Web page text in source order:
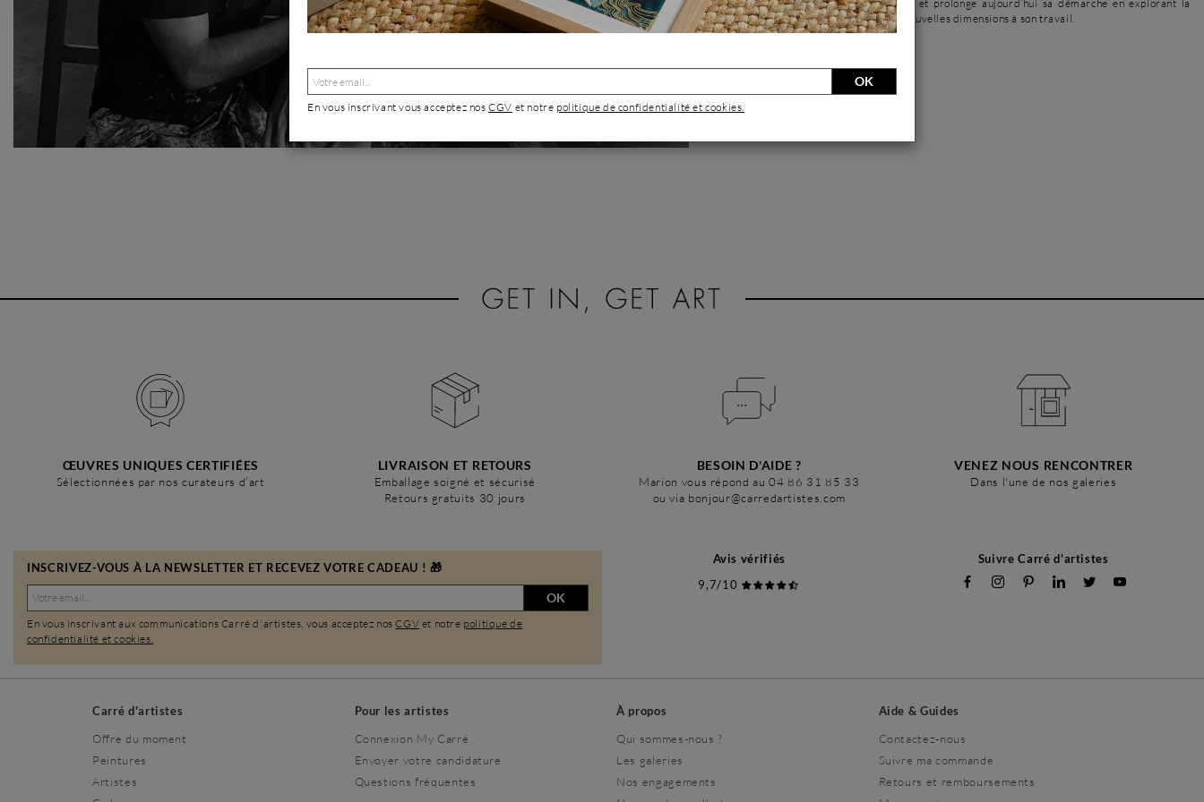
l’international, il expose régulièrement et prolonge aujourd’hui sa démarche en explorant la
sculpture autour du métal, ouvrant de nouvelles dimensions à son travail.
ŒUVRES UNIQUES CERTIFIÉES
Sélectionnées par nos curateurs d’art
LIVRAISON ET RETOURS
Emballage soigné et sécurisé
Retours gratuits 30 jours
BESOIN D'AIDE ?
Marion vous répond au 04 86 31 85 33
ou via bonjour@carredartistes.com
VENEZ NOUS RENCONTRER
Dans l'une de nos galeries
INSCRIVEZ-VOUS À LA NEWSLETTER ET RECEVEZ VOTRE CADEAU ! 🎁
OK
En vous inscrivant aux communications Carré d'artistes, vous acceptez nosCGV et notre politique de
confidentialité et cookies.
Avis vérifiés
9,7/10
Suivre Carré d'artistes
Carré d'artistes
Offre du moment
Peintures
Artistes
Pour les artistes
Connexion My Carré
Envoyer votre candidature
Questions fréquentes
À propos
Qui sommes-nous ?
Les galeries
Nos engagements
Aide & Guides
Contactez-nous
Suivre ma commande
Retours et remboursements
OK
En vous inscrivant vous acceptez nosCGV et notre politique de confidentialité et cookies.